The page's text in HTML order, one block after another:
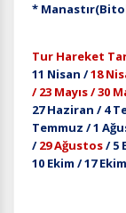
*
Tur Hareket
11 Nisan /18
/ 23 Mayıs / 30
27 Haziran / 4
Temmuz / 1
/29 Ağustos/ 5
10 Ekim / 17